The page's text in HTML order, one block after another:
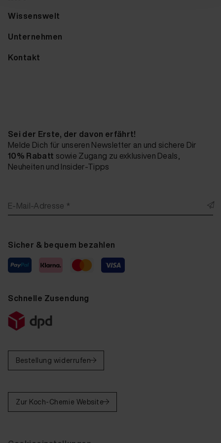
Wissenswelt
Unternehmen
Kontakt
Sei der Erste, der davon erfährt!
Melde Dich für unseren Newsletter an und sichere Dir
10% Rabatt sowie Zugang zu exklusiven Deals,
Neuheiten und Insider-Tipps
E-Mail-Adresse *
Sicher & bequem bezahlen
Schnelle Zusendung
Bestellung widerrufen
Zur Koch-Chemie Website